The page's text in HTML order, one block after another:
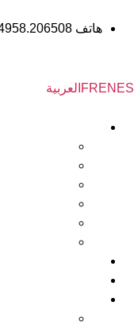
هاتف
ES
EN
FR العربية